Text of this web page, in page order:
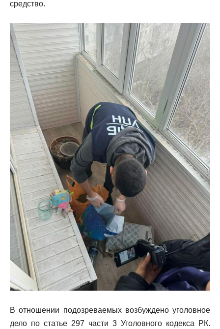
средство.
В отношении подозреваемых возбуждено уголовное
дело по статье 297 части 3 Уголовного кодекса РК.